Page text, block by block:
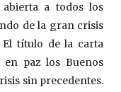
a todos los
de la gran crisis
El título de la carta
en paz los Buenos
sin precedentes.